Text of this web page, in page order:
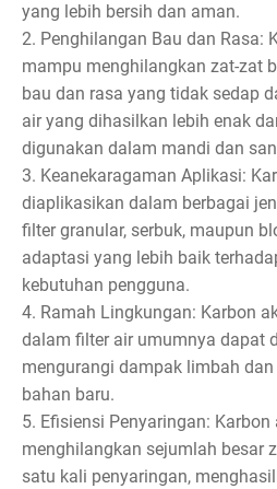
yang lebih bersih dan aman.
2. Penghilangan Bau dan Rasa:
mampu menghilangkan zat-zat
bau dan rasa yang tidak sedap
air yang dihasilkan lebih enak
digunakan dalam mandi dan
3. Keanekaragaman Aplikasi:
diaplikasikan dalam berbagai
filter granular, serbuk, maupun
adaptasi yang lebih baik
kebutuhan pengguna.
4. Ramah Lingkungan: Karbon
dalam filter air umumnya dapat
mengurangi dampak limbah
bahan baru.
5. Efisiensi Penyaringan:
menghilangkan sejumlah besar
satu kali penyaringan,